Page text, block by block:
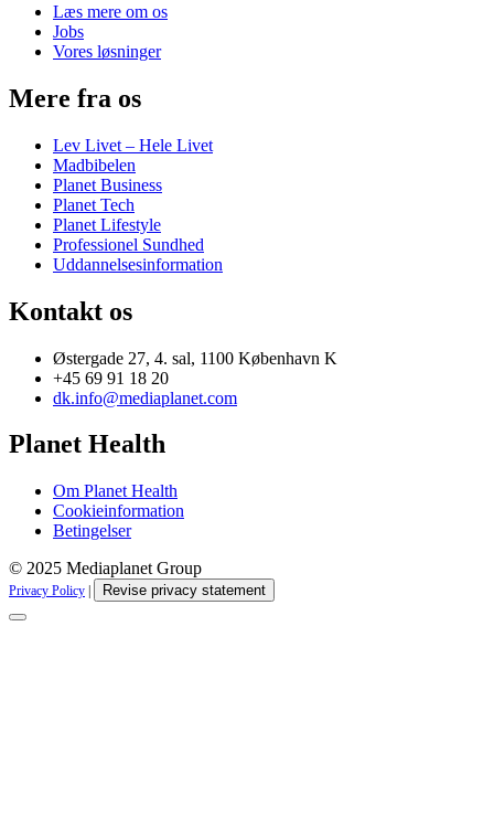
Læs mere om os
Jobs
Vores løsninger
Mere fra os
Lev Livet – Hele Livet
Madbibelen
Planet Business
Planet Tech
Planet Lifestyle
Professionel Sundhed
Uddannelsesinformation
Kontakt os
Østergade 27, 4. sal, 1100 København K
+45 69 91 18 20
dk.info@mediaplanet.com
Planet Health
Om Planet Health
Cookieinformation
Betingelser
© 2025 Mediaplanet Group
Privacy Policy Revise privacy statement